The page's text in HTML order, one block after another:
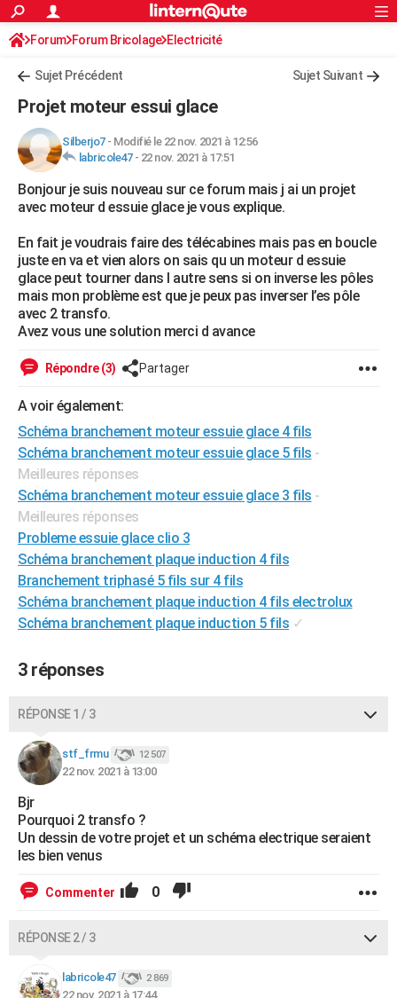
ACTUALITÉS
Politique
Société
Faits Divers
Education
Monde
Villes
+
FINANCE
Retraite
Impôts
Epargne
Immobilier
Risques naturels par ville
Banque
Assurance
Crédit
AUTO
Essais
Réserver un essai
Citadines
Berlines
SUV
Forum auto
+HIGH-TECH
BRICOLAGE
Forum
Aménagement intérieur
Extérieur
Cuisine
Salle de bains
Jardinage
Rangement
WEEK-END
Guides de France
Escapades
Patrimoine
Expositions
Musées
Week-end nature
LIFESTYLE
Alimentation
Guide de la santé
Maladies
Médicaments
Sommeil
Destinations
City break
Voyage nature
Voyage de noces
Forum
Climat
+
GUIDES D'ACHAT
BONS PLANS
CARTE DE VOEUX
Carte de Noël
Carte Bonne année
Carte Saint-Valentin
Carte Pâques
Carte d'anniversaire
DICTIONNAIRE
Dictionnaire
Biographies
Citations
Expressions
Proverbes
PROGRAMME TV
COPAINS D'AVANT
S'inscrire
Se connecter
Lycées
Collèges
Primaires
Universités
Entreprises
Service militaire
Avis de recherche
AVIS DE DÉCÈS
FORUM
Bricolage
Lifestyle
Culture
Sport
Auto
Television
Voyage
Cinema
S'inscrire
Connexion
Forum Forum Bricolage Electricité
Sujet Précédent Sujet Suivant
Projet moteur essui glace
Silberjo7- Modifié le 22 nov. 2021 à 12:56
labricole47- 22 nov. 2021 à 17:51
Bonjour je suis nouveau sur ce forum mais j ai un projet
avec moteur d essuie glace je vous explique.
En fait je voudrais faire des télécabines mais pas en boucle
juste en va et vien alors on sais qu un moteur d essuie
glace peut tourner dans l autre sens si on inverse les pôles
mais mon problème est que je peux pas inverser l’es pôle
avec 2 transfo.
Avez vous une solution merci d avance
Répondre (3) Partager
A voir également:
Schéma branchement moteur essuie glace 4 fils
Schéma branchement moteur essuie glace 5 fils -
Meilleures réponses
Schéma branchement moteur essuie glace 3 fils -
Meilleures réponses
Probleme essuie glace clio 3
Schéma branchement plaque induction 4 fils
Branchement triphasé 5 fils sur 4 fils
Schéma branchement plaque induction 4 fils electrolux
Schéma branchement plaque induction 5 fils ✓
3 réponses
RÉPONSE 1 / 3
stf_frmu 12 507
22 nov. 2021 à 13:00
Bjr
Pourquoi 2 transfo ?
Un dessin de votre projet et un schéma electrique seraient
les bien venus
Commenter 0
RÉPONSE 2 / 3
labricole47 2 869
22 nov. 2021 à 17:44